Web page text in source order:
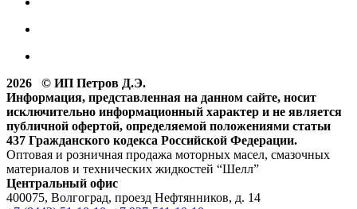
2026 © ИП Петров Д.Э.
Информация, представленная на данном сайте, носит
исключительно информационный характер и не является
публичной офертой, определяемой положениями статьи
437 Гражданского кодекса Российской Федерации.
Оптовая и розничная продажа моторных масел, смазочных
материалов и технических жидкостей “Шелл”
Центральный офис
400075, Волгоград, проезд Нефтянников, д. 14